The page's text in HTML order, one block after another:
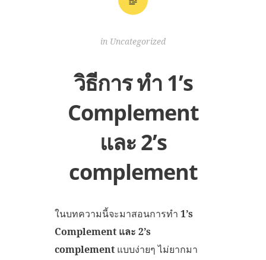
in Uncategorized
วิธีการ ทำ 1’s
Complement
และ 2’s
complement
ในบทความนี้จะมาสอนการทำ 1’s
Complement และ 2’s
complement แบบง่ายๆ ไม่ยากมา